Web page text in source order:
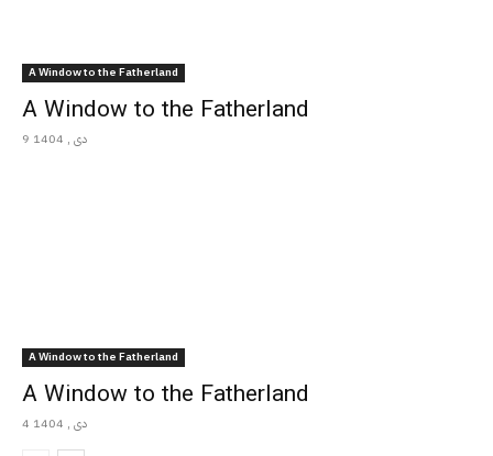
A Window to the Fatherland
A Window to the Fatherland
9 دی , 1404
A Window to the Fatherland
A Window to the Fatherland
4 دی , 1404